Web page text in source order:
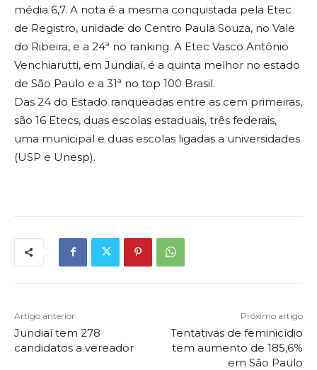
média 6,7. A nota é a mesma conquistada pela Etec
de Registro, unidade do Centro Paula Souza, no Vale
do Ribeira, e a 24ª no ranking. A Etec Vasco Antônio
Venchiarutti, em Jundiaí, é a quinta melhor no estado
de São Paulo e a 31ª no top 100 Brasil.
Das 24 do Estado ranqueadas entre as cem primeiras,
são 16 Etecs, duas escolas estaduais, três federais,
uma municipal e duas escolas ligadas a universidades
(USP e Unesp).
Artigo anterior
Jundiaí tem 278
candidatos a vereador
Próximo artigo
Tentativas de feminicídio
tem aumento de 185,6%
em São Paulo